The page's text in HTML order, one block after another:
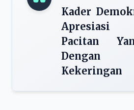
Kader
Apresiasi
Pacitan
Dengan
Kekeringan